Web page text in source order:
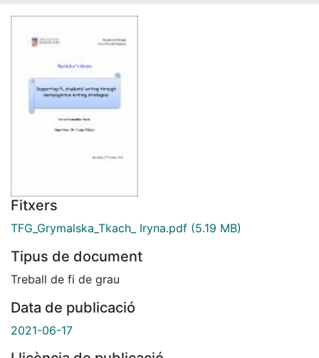
Fitxers
TFG_Grymalska_Tkach_ Iryna.pdf (5.19 MB)
Tipus de document
Treball de fi de grau
Data de publicació
2021-06-17